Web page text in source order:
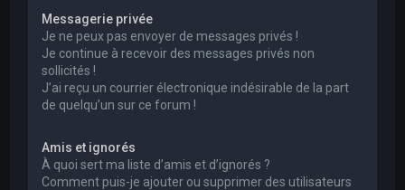
Messagerie privée
Je ne peux pas envoyer de messages privés !
Je continue à recevoir des messages privés non
sollicités !
J’ai reçu un courrier électronique indésirable de la part
de quelqu’un sur ce forum !
Amis et ignorés
À quoi sert ma liste d’amis et d’ignorés ?
Comment puis-je ajouter ou supprimer des utilisateurs